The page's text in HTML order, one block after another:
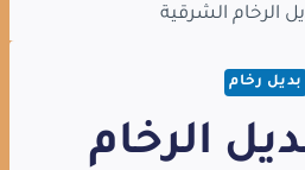
الرخام الشرقية
بديل رخام
الرخام